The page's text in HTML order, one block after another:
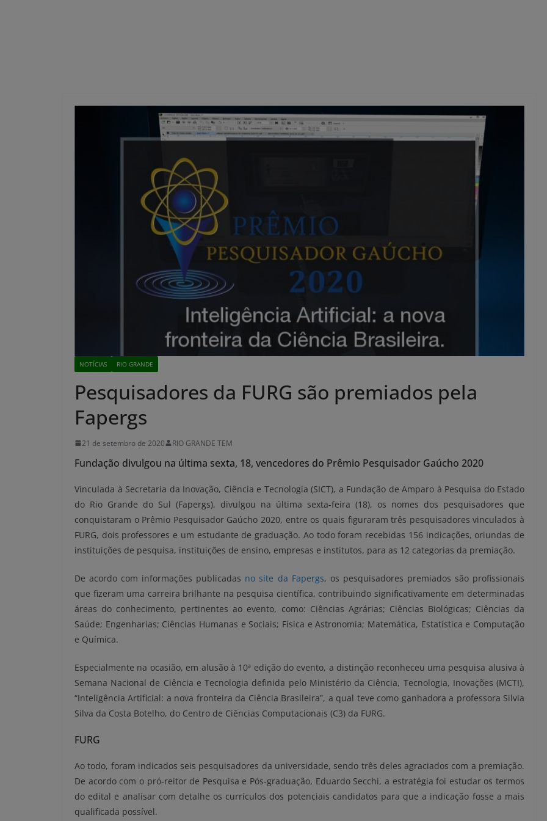
NOTÍCIAS RIO GRANDE
Pesquisadores da FURG são premiados pela
Fapergs
21 de setembro de 2020 RIO GRANDE TEM
Fundação divulgou na última sexta, 18, vencedores do Prêmio Pesquisador Gaúcho 2020
Vinculada à Secretaria da Inovação, Ciência e Tecnologia (SICT), a Fundação de Amparo à Pesquisa do Estado
do Rio Grande do Sul (Fapergs), divulgou na última sexta-feira (18), os nomes dos pesquisadores que
conquistaram o Prêmio Pesquisador Gaúcho 2020, entre os quais figuraram três pesquisadores vinculados à
FURG, dois professores e um estudante de graduação. Ao todo foram recebidas 156 indicações, oriundas de
instituições de pesquisa, instituições de ensino, empresas e institutos, para as 12 categorias da premiação.
De acordo com informações publicadas no site da Fapergs, os pesquisadores premiados são profissionais
que fizeram uma carreira brilhante na pesquisa científica, contribuindo significativamente em determinadas
áreas do conhecimento, pertinentes ao evento, como: Ciências Agrárias; Ciências Biológicas; Ciências da
Saúde; Engenharias; Ciências Humanas e Sociais; Física e Astronomia; Matemática, Estatística e Computação
e Química.
Especialmente na ocasião, em alusão à 10ª edição do evento, a distinção reconheceu uma pesquisa alusiva à
Semana Nacional de Ciência e Tecnologia definida pelo Ministério da Ciência, Tecnologia, Inovações (MCTI),
“Inteligência Artificial: a nova fronteira da Ciência Brasileira”, a qual teve como ganhadora a professora Silvia
Silva da Costa Botelho, do Centro de Ciências Computacionais (C3) da FURG.
FURG
Ao todo, foram indicados seis pesquisadores da universidade, sendo três deles agraciados com a premiação.
De acordo com o pró-reitor de Pesquisa e Pós-graduação, Eduardo Secchi, a estratégia foi estudar os termos
do edital e analisar com detalhe os currículos dos potenciais candidatos para que a indicação fosse a mais
qualificada possível.